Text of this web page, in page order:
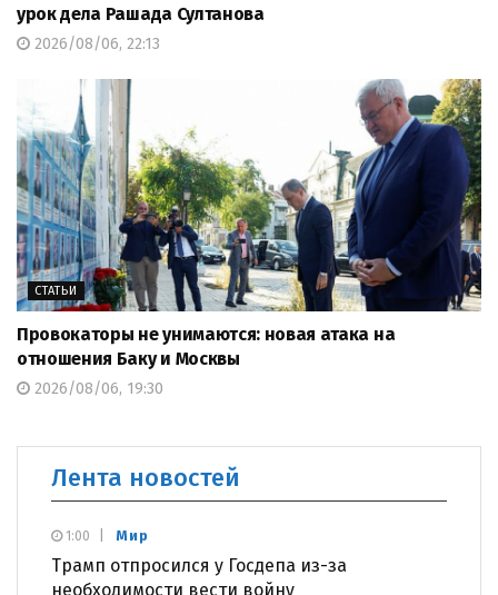
урок дела Рашада Султанова
2026/08/06, 22:13
СТАТЬИ
Провокаторы не унимаются: новая атака на
отношения Баку и Москвы
2026/08/06, 19:30
Лента новостей
Мир
Трамп отпросился у Госдепа из-за
необходимости вести войну
1:00